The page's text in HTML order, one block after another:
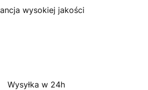
wysokiej jakości
Wysyłka w 24h